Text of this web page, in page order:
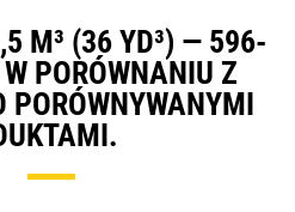
M³ (36 YD³) — 596-
PORÓWNANIU Z
PORÓWNYWANYMI